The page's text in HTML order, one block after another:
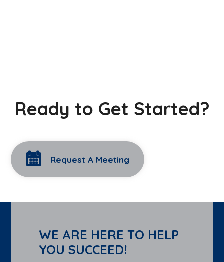
Ready to Get Started?
Request A Meeting
WE ARE HERE TO HELP
YOU SUCCEED!